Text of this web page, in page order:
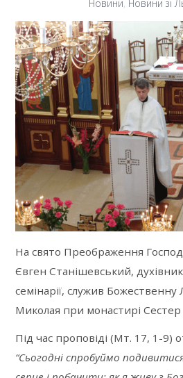
Новини Новини зі
На свято Преображення
Євген Станішевський,
семінарії, служив Божественну
Миколая при монастирі
Під час проповіді (Мт. 17, 1-9)
“Сьогодні спробуймо